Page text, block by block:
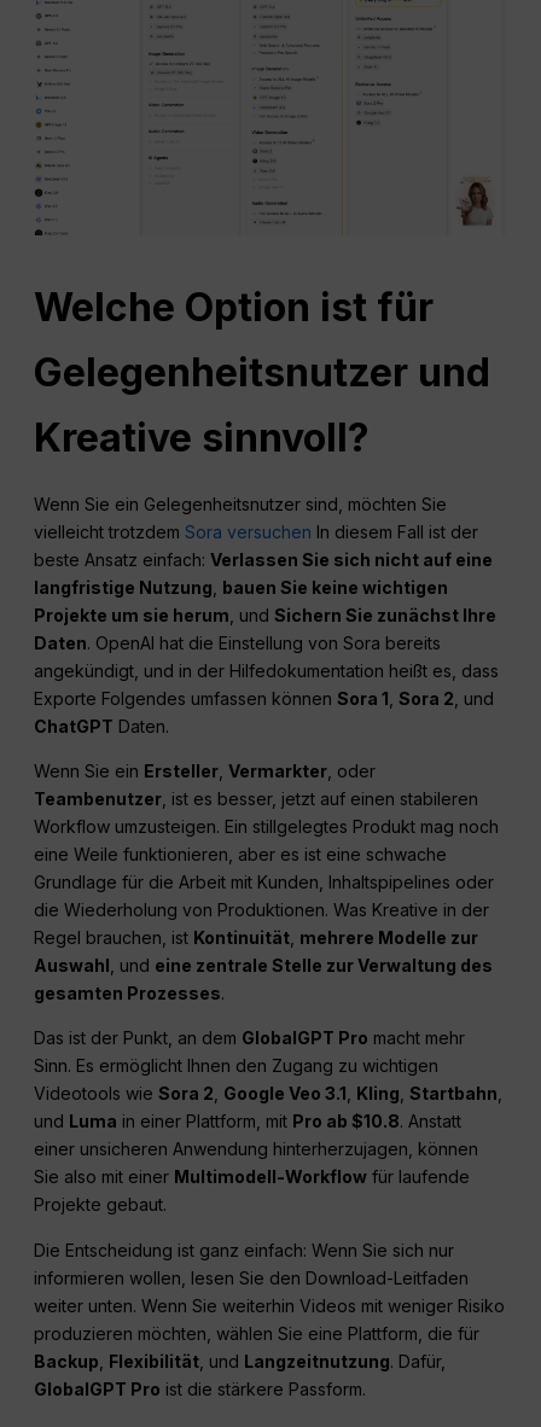
Welche Option ist für
Gelegenheitsnutzer und
Kreative sinnvoll?
Wenn Sie ein Gelegenheitsnutzer sind, möchten Sie
vielleicht trotzdemSora versuchen In diesem Fall ist der
beste Ansatz einfach:Verlassen Sie sich nicht auf eine
langfristige Nutzung bauen Sie keine wichtigen
Projekte um sie herum , undSichern Sie zunächst Ihre
Daten. OpenAI hat die Einstellung von Sora bereits
angekündigt, und in der Hilfedokumentation heißt es, dass
Exporte Folgendes umfassen könnenSora 1 ,Sora 2 , und
ChatGPT Daten.
Wenn Sie ein Ersteller ,Vermarkter , oder
Teambenutzer , ist es besser, jetzt auf einen stabileren
Workflow umzusteigen. Ein stillgelegtes Produkt mag noch
eine Weile funktionieren, aber es ist eine schwache
Grundlage für die Arbeit mit Kunden, Inhaltspipelines oder
die Wiederholung von Produktionen. Was Kreative in der
Regel brauchen, ist Kontinuität mehrere Modelle zur
Auswahl , und eine zentrale Stelle zur Verwaltung des
gesamten Prozesses.
Das ist der Punkt, an dem GlobalGPT Pro macht mehr
Sinn. Es ermöglicht Ihnen den Zugang zu wichtigen
Videotools wieSora 2 Google Veo 3.1 Kling ,Startbahn
und Luma in einer Plattform, mit Pro ab $10.8. Anstatt
einer unsicheren Anwendung hinterherzujagen, können
Sie also mit einer Multimodell-Workflow für laufende
Projekte gebaut.
Die Entscheidung ist ganz einfach: Wenn Sie sich nur
informieren wollen, lesen Sie den Download-Leitfaden
weiter unten. Wenn Sie weiterhin Videos mit weniger Risiko
produzieren möchten, wählen Sie eine Plattform, die für
Backup Flexibilität , und Langzeitnutzung. Dafür,
GlobalGPT Pro ist die stärkere Passform.